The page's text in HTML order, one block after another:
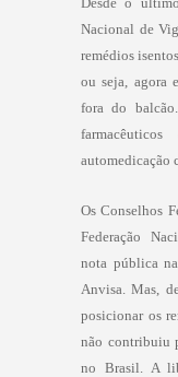
Nacional de
remédios
ou seja, agora
fora do
automedicação
Os Conselhos
Federação
nota pública
Anvisa. Mas,
posicionar os
não contribuiu
no Brasil. A